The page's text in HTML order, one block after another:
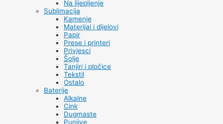
Na lijepljenje
Sublimacija
Kamenje
Materijal i dijelovi
Papir
Prese i printeri
Privjesci
Šolje
Tanjiri i pločice
Tekstil
Ostalo
Baterije
Alkalne
Cink
Dugmaste
Punjive